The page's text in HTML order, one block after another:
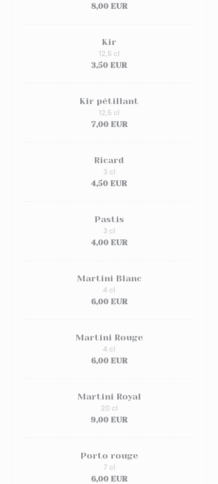
8,00 EUR
Kir
3,50 EUR
12,5 cl
Kir pétillant
7,00 EUR
12,5 cl
Ricard
4,50 EUR
3 cl
Pastis
4,00 EUR
3 cl
Martini Blanc
6,00 EUR
4 cl
Martini Rouge
6,00 EUR
4 cl
Martini Royal
9,00 EUR
20 cl
Porto rouge
6,00 EUR
7 cl